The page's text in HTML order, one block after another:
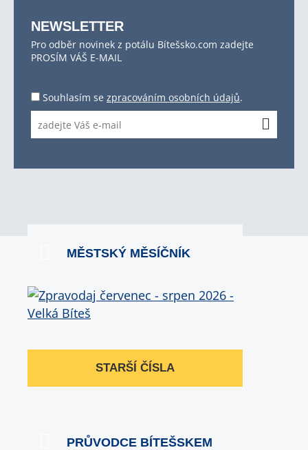
NEWSLETTER
Pro odběr novinek z potálu Bítešsko.com zadejte
PROSÍM VÁŠ E-MAIL
Souhlasím se zpracováním osobních údajů.
MĚSTSKÝ MĚSÍČNÍK
STARŠÍ ČÍSLA
PRŮVODCE BÍTEŠSKEM